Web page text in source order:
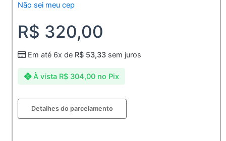
Não sei meu cep
R$ 320,00
À vista R$ 304,00 no Pix
Em até 6x de R$ 53,33 sem juros
Detalhes do parcelamento
Aliança